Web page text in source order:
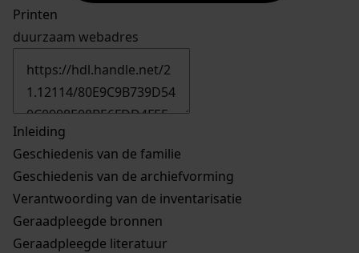
Printen
duurzaam webadres
Inleiding
Geschiedenis van de familie
Geschiedenis van de archiefvorming
Verantwoording van de inventarisatie
Geraadpleegde bronnen
Geraadpleegde literatuur